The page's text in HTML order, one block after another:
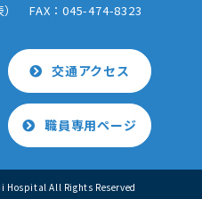
） FAX：045-474-8323
交通アクセス
職員専用ページ
Hospital All Rights Reserved